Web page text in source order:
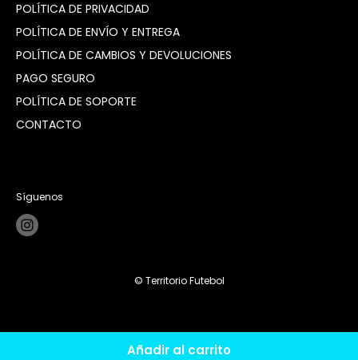
Añadir al carrito
POLÍTICA DE PRIVACIDAD
POLÍTICA DE ENVÍO Y ENTREGA
POLÍTICA DE CAMBIOS Y DEVOLUCIONES
PAGO SEGURO
POLÍTICA DE SOPORTE
CONTACTO
Síguenos
© Territorio Futebol